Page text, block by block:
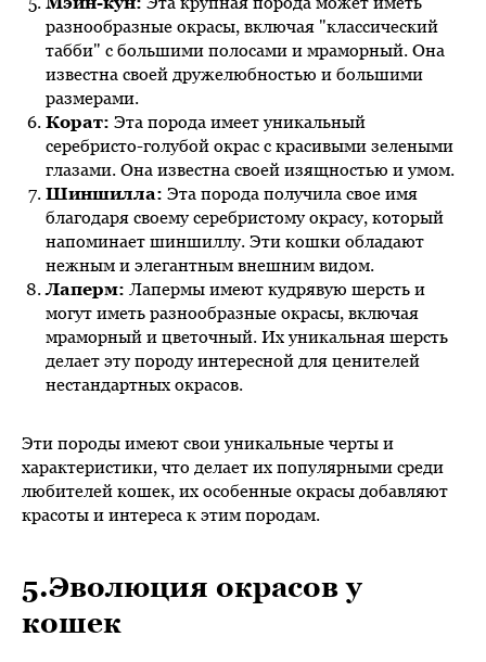
разнообразные окрасы, включая "классический
табби" с большими полосами и мраморный. Она
известна своей дружелюбностью и большими
размерами.
Корат: Эта порода имеет уникальный
серебристо-голубой окрас с красивыми зелеными
глазами. Она известна своей изящностью и умом.
Шиншилла: Эта порода получила свое имя
благодаря своему серебристому окрасу, который
напоминает шиншиллу. Эти кошки обладают
нежным и элегантным внешним видом.
Лаперм: Лапермы имеют кудрявую шерсть и
могут иметь разнообразные окрасы, включая
мраморный и цветочный. Их уникальная шерсть
делает эту породу интересной для ценителей
нестандартных окрасов.
Эти породы имеют свои уникальные черты и
характеристики, что делает их популярными среди
любителей кошек, их особенные окрасы добавляют
красоты и интереса к этим породам.
5.Эволюция окрасов у
кошек